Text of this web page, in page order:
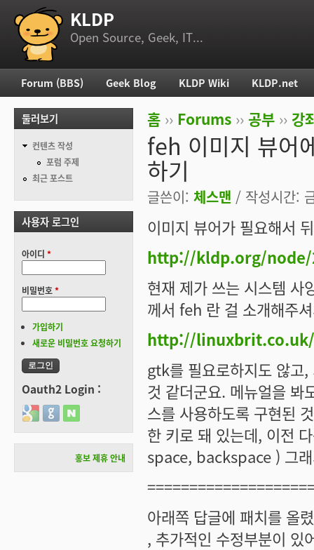
부 메뉴 KLDP
Open Source, Geek, IT...
현재 위치
홈 ›› Forums ›› 공부 ›› 강
feh 이미지 뷰어
하기
글쓴이: 체스맨 / 작성시간:
이미지 뷰어가 필요해서
http://kldp.org/node/
현재 제가 쓰는 시스템
께서 feh 란 걸 소개해주
http://
gtk를 필요로하지도 않고
것 같더군요. 메뉴얼을 봐
스를 사용하도록 구현된
한 키로 돼 있는데, 이전
space, backspace ) 그
아래쪽 답글에 패치를 올
, 추가적인 수정부분이 있
주 메뉴
Forum (BBS) Geek Blog KLDP Wiki KLDP.net
둘러보기
컨텐츠 작성
포럼 주제
최근 포스트
사용자 로그인
아이디 *
비밀번호*
가입하기
새로운 비밀번호 요청하기
Oauth2 Login :
Login with Google
Login with GitHub
Login with Naver
홍보 제휴 안내